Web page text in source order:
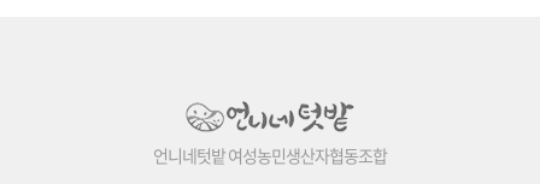
언니네텃밭 여성농민생산자협동조합